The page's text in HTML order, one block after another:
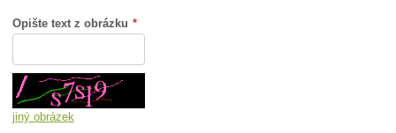
Opište text z obrázku *
jiný obrázek